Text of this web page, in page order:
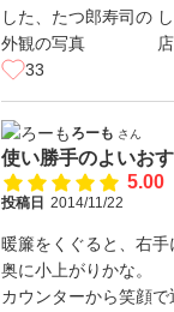
33
ろーも さん
使い勝手のよいお
5.00
投稿日 2014/11/22
暖簾をくぐると、右手
奥に小上がりかな。
カウンターから笑顔で